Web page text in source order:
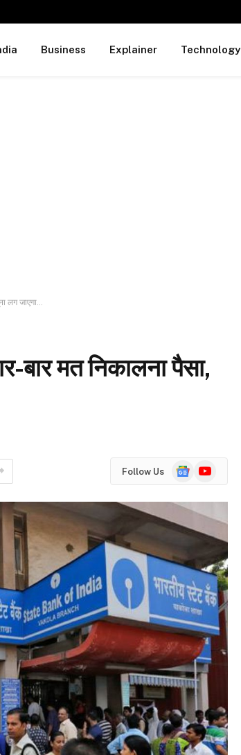
Business Explainer Technology
लग जाएगा…
बार मत निकालना पैसा,
Follow Us
GoogleYouTube